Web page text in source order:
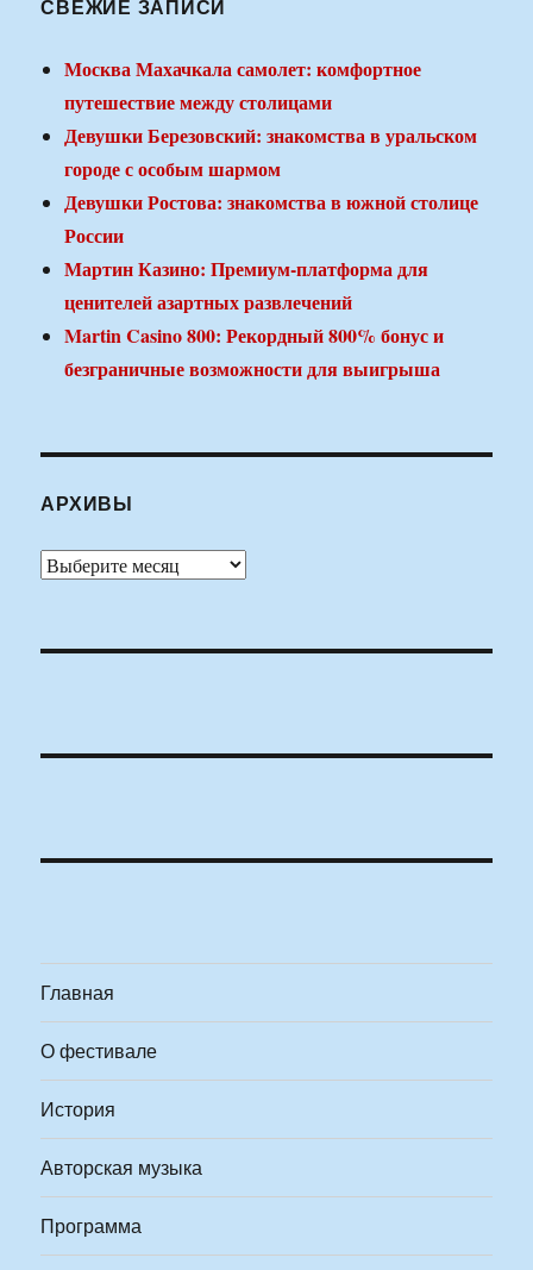
СВЕЖИЕ ЗАПИСИ
Москва Махачкала самолет: комфортное
путешествие между столицами
Девушки Березовский: знакомства в уральском
городе с особым шармом
Девушки Ростова: знакомства в южной столице
России
Мартин Казино: Премиум-платформа для
ценителей азартных развлечений
Martin Casino 800: Рекордный 800% бонус и
безграничные возможности для выигрыша
АРХИВЫ
Архивы
Главная
О фестивале
История
Авторская музыка
Программа